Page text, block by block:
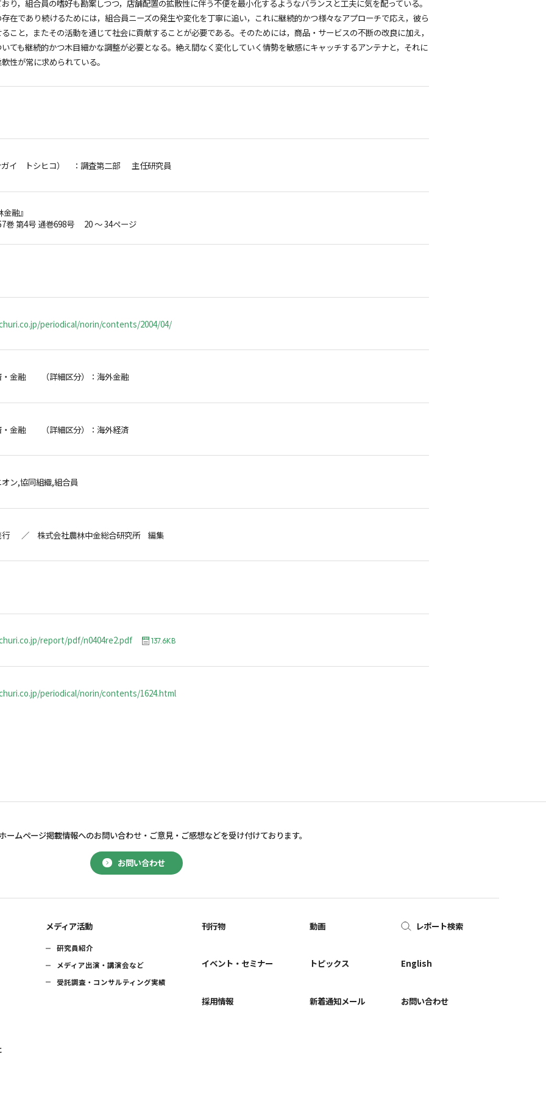
り，組合員の嗜好も勘案しつつ，店舗配置の拡散性に伴う不便を最小化するようなバランスと工夫に気を配っている。
在であり続けるためには，組合員ニーズの発生や変化を丁寧に追い，これに継続的かつ様々なアプローチで応え，彼ら
こと，またその活動を通じて社会に貢献することが必要である。そのためには，商品・サービスの不断の改良に加え，
ても継続的かつ木目細かな調整が必要となる。絶え間なく変化していく情勢を敏感にキャッチするアンテナと，それに
性が常に求められている。
イ トシヒコ） ：調査第二部 主任研究員
融』
巻 第4号 通巻698号 20 ～ 34ページ
periodical/norin/contents/2004/04/
・金融 （詳細区分）：海外金融
・金融 （詳細区分）：海外経済
ン,協同組織,組合員
行 ／ 株式会社農林中金総合研究所 編集
report/pdf/n0404re2.pdf 137.6KB
periodical/norin/contents/1624.html
お問い合わせ
ームページ掲載情報へのお問い合わせ・ ご意見・ご感想などを受け付けております。
メディア活動
研究員紹介
メディア出演・講演会など
受託調査・コンサルティング実績
刊行物
イベント・セミナー
採用情報
動画
トピックス
新着通知メール
レポート検索
English
お問い合わせ